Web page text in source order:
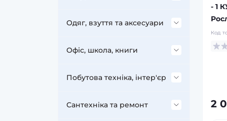
Догляд за волоссям
Догляд за ротовою
Одяг, взуття та аксесуари
Одяг
Спецодяг
Робочий спецодяг
Прикраси
Футляри для ювелірних
Офіс, школа, книги
Канцелярія
Архівування та діловодство
Побутова техніка, інтер'єр
Дрібна побутова техніка
Сантехніка та ремонт
- 1
Код
2